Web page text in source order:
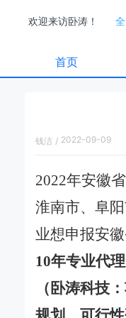
欢迎来访卧涛！
首页
钱洁 / 2022-09-09
2022年安徽
淮南市、阜
业想申报安
10年专业代
（卧涛科技